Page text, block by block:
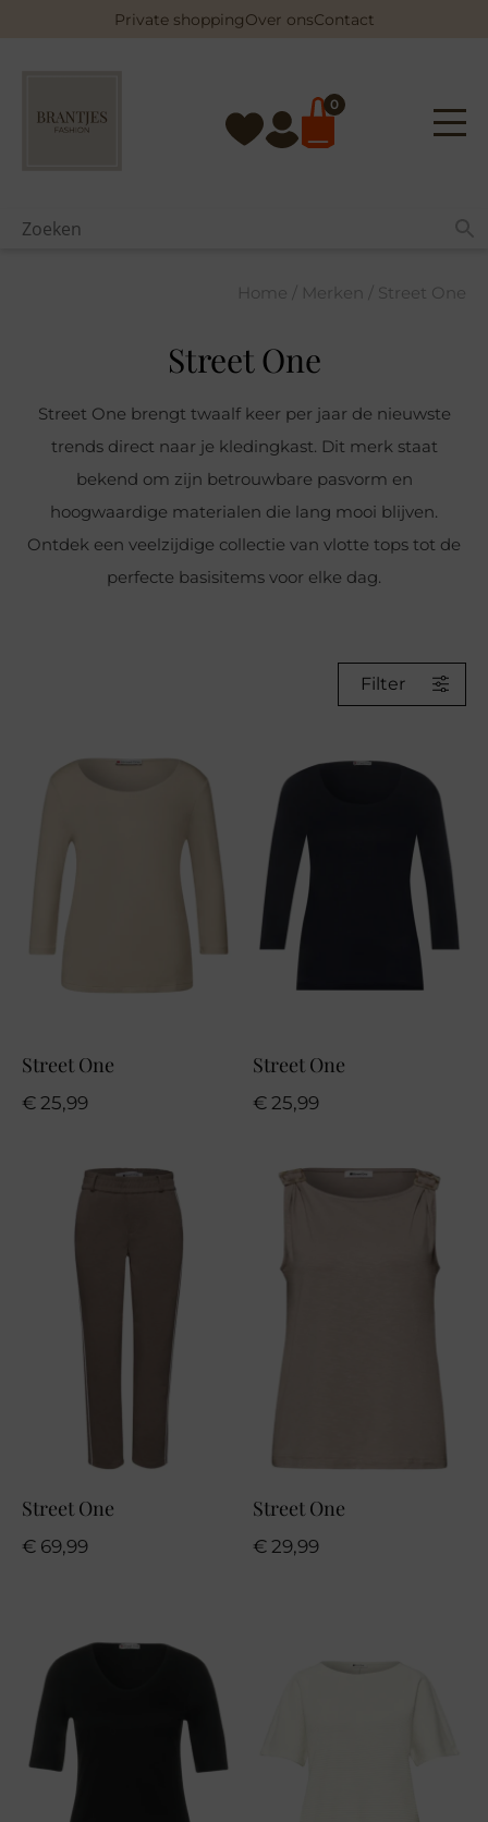
Private shoppingOver onsContact
0
Home / Merken / Street One
Street One
Street One brengt twaalf keer per jaar de nieuwste
trends direct naar je kledingkast. Dit merk staat
bekend om zijn betrouwbare pasvorm en
hoogwaardige materialen die lang mooi blijven.
Ontdek een veelzijdige collectie van vlotte tops tot de
perfecte basisitems voor elke dag.
Filter
Street One
€ 25,99
Street One
€ 25,99
Street One
€ 69,99
Street One
€ 29,99